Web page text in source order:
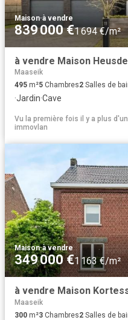
Maison·à vendre
839 000 €1 694 €/m²
à vendre Maison
Maaseik
495 m²5 Chambres2 Salles de
·Jardin·Cave
Vu la première fois il y a plus
immovlan
Maison·à vendre
349 000 €1 163 €/m²
à vendre Maison
Maaseik
300 m²3 Chambres2 Salles de